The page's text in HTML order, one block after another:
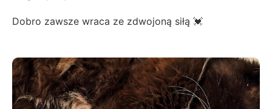
Dobro zawsze wraca ze zdwojoną siłą 💓